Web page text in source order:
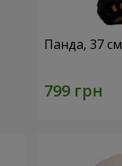
Панда, 37 см